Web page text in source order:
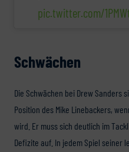
pic.twitter.com/
Schwächen
Die Schwächen bei Drew Sanders
Position des Mike Linebackers,
wird. Er muss sich deutlich im
Defizite auf. In jedem Spiel seiner